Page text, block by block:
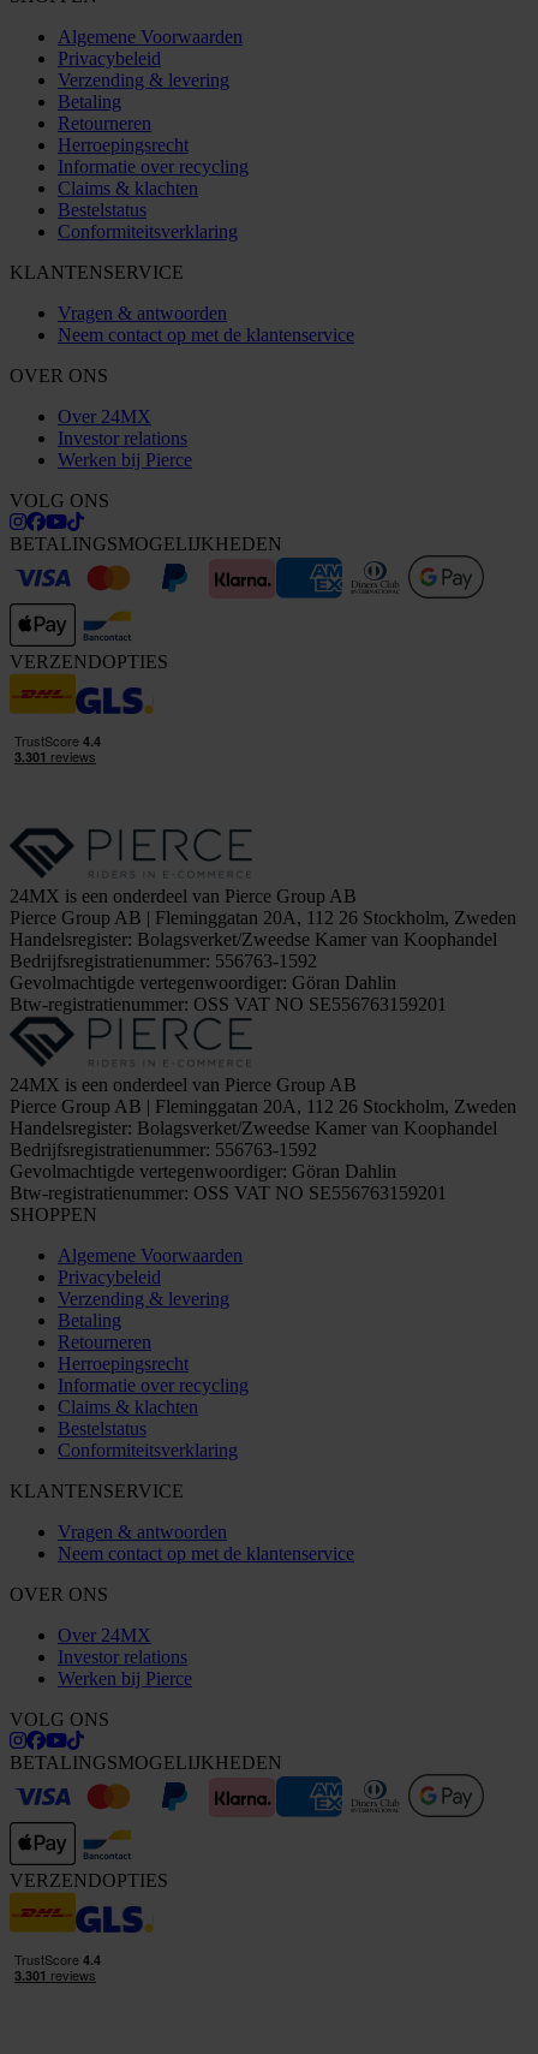
Algemene Voorwaarden
Privacybeleid
Verzending & levering
Betaling
Retourneren
Herroepingsrecht
Informatie over recycling
Claims & klachten
Bestelstatus
Conformiteitsverklaring
KLANTENSERVICE
Vragen & antwoorden
Neem contact op met de klantenservice
OVER ONS
Over 24MX
Investor relations
Werken bij Pierce
VOLG ONS
BETALINGSMOGELIJKHEDEN
VERZENDOPTIES
24MX is een onderdeel van Pierce Group AB
Pierce Group AB | Fleminggatan 20A, 112 26 Stockholm, Zweden
Handelsregister: Bolagsverket/Zweedse Kamer van Koophandel
Bedrijfsregistratienummer: 556763-1592
Gevolmachtigde vertegenwoordiger: Göran Dahlin
Btw-registratienummer: OSS VAT NO SE556763159201
24MX is een onderdeel van Pierce Group AB
Pierce Group AB | Fleminggatan 20A, 112 26 Stockholm, Zweden
Handelsregister: Bolagsverket/Zweedse Kamer van Koophandel
Bedrijfsregistratienummer: 556763-1592
Gevolmachtigde vertegenwoordiger: Göran Dahlin
Btw-registratienummer: OSS VAT NO SE556763159201
SHOPPEN
Algemene Voorwaarden
Privacybeleid
Verzending & levering
Betaling
Retourneren
Herroepingsrecht
Informatie over recycling
Claims & klachten
Bestelstatus
Conformiteitsverklaring
KLANTENSERVICE
Vragen & antwoorden
Neem contact op met de klantenservice
OVER ONS
Over 24MX
Investor relations
Werken bij Pierce
VOLG ONS
BETALINGSMOGELIJKHEDEN
VERZENDOPTIES